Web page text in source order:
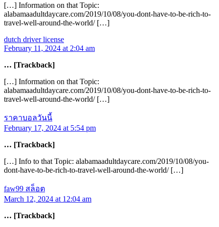
[…] Information on that Topic:
alabamaadultdaycare.com/2019/10/08/you-dont-have-to-be-rich-to-
travel-well-around-the-world/ […]
dutch driver license
February 11, 2024 at 2:04 am
… [Trackback]
[…] Information on that Topic:
alabamaadultdaycare.com/2019/10/08/you-dont-have-to-be-rich-to-
travel-well-around-the-world/ […]
ราคาบอลวันนี้
February 17, 2024 at 5:54 pm
… [Trackback]
[…] Info to that Topic: alabamaadultdaycare.com/2019/10/08/you-
dont-have-to-be-rich-to-travel-well-around-the-world/ […]
faw99 สล็อต
March 12, 2024 at 12:04 am
… [Trackback]